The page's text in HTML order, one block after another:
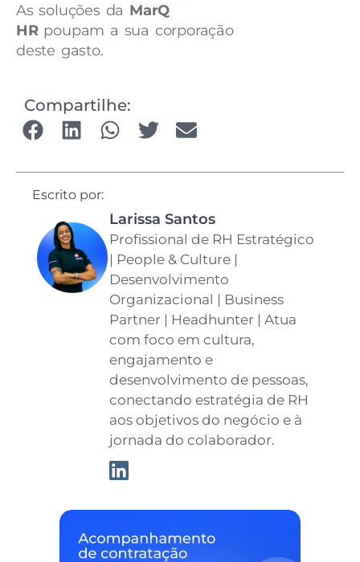
As soluções da MarQ
HRpoupam a sua corporação
deste gasto.
Compartilhe:
Escrito por:
Larissa Santos
Profissional de RH Estratégico
| People & Culture |
Desenvolvimento
Organizacional | Business
Partner | Headhunter | Atua
com foco em cultura,
engajamento e
desenvolvimento de pessoas,
conectando estratégia de RH
aos objetivos do negócio e à
jornada do colaborador.